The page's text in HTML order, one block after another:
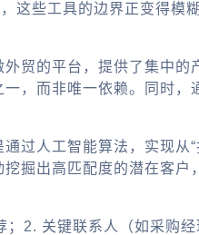
这些工具的边界正变得模
外贸的平台 ，提供了集中的
，而非唯一依赖。同时，
过人工智能算法，实现从“
掘出高匹配度的潜在客户
2. 关键联系人（如采购